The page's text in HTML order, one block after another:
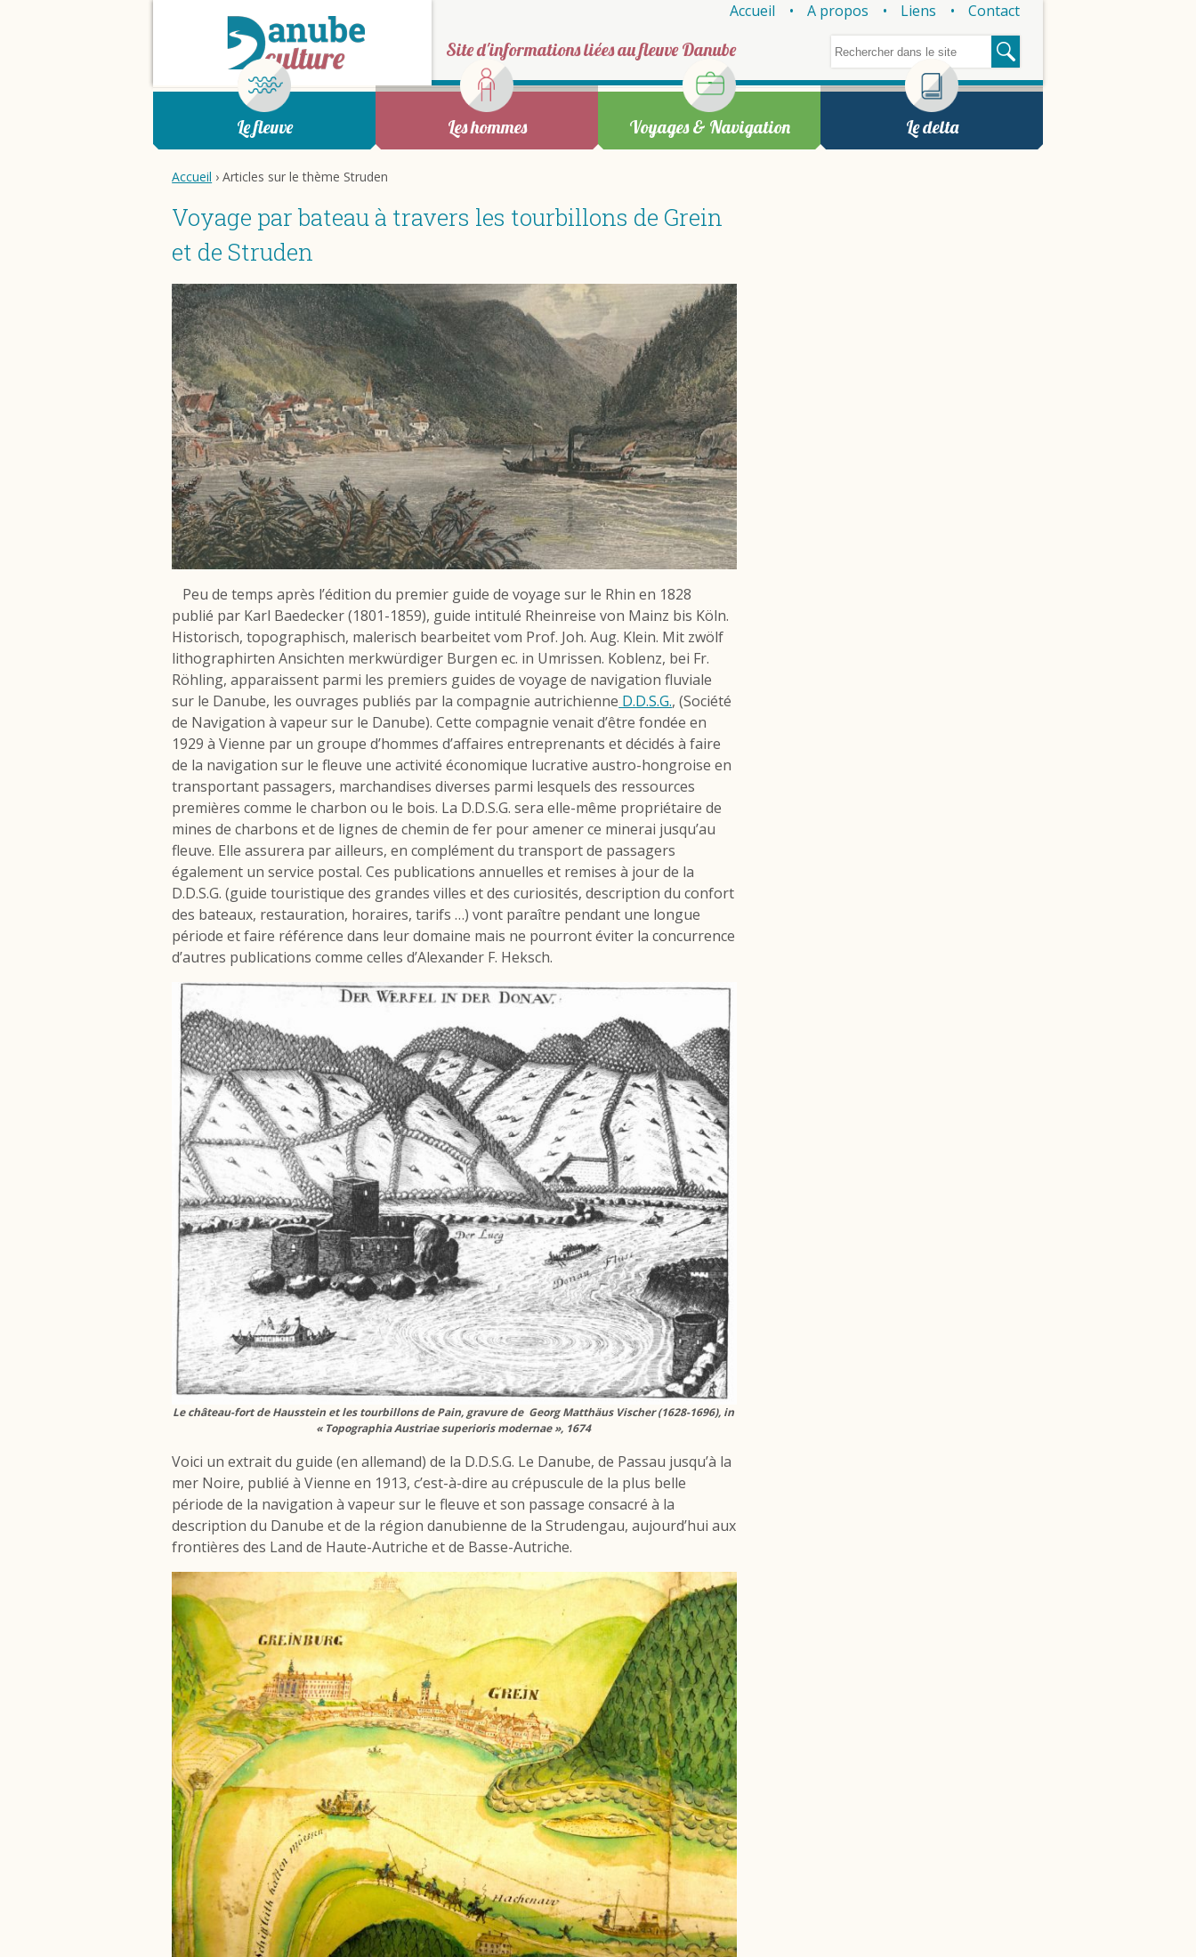
Accueil A propos Liens Contact
Site d'informations liées au fleuve Danube
Le fleuve Les hommes Voyages & Navigation Le delta
Accueil › Articles sur le thème Struden
Voyage par bateau à travers les tourbillons de Grein
et de Struden
Peu de temps après l’édition du premier guide de voyage sur le Rhin en 1828
publié par Karl Baedecker (1801-1859), guide intitulé Rheinreise von Mainz bis Köln.
Historisch, topographisch, malerisch bearbeitet vom Prof. Joh. Aug. Klein. Mit zwölf
lithographirten Ansichten merkwürdiger Burgen ec. in Umrissen. Koblenz, bei Fr.
Röhling, apparaissent parmi les premiers guides de voyage de navigation fluviale
sur le Danube, les ouvrages publiés par la compagnie autrichienne D.D.S.G., (Société
de Navigation à vapeur sur le Danube). Cette compagnie venait d’être fondée en
1929 à Vienne par un groupe d’hommes d’affaires entreprenants et décidés à faire
de la navigation sur le fleuve une activité économique lucrative austro-hongroise en
transportant passagers, marchandises diverses parmi lesquels des ressources
premières comme le charbon ou le bois. La D.D.S.G. sera elle-même propriétaire de
mines de charbons et de lignes de chemin de fer pour amener ce minerai jusqu’au
fleuve. Elle assurera par ailleurs, en complément du transport de passagers
également un service postal. Ces publications annuelles et remises à jour de la
D.D.S.G. (guide touristique des grandes villes et des curiosités, description du confort
des bateaux, restauration, horaires, tarifs …) vont paraître pendant une longue
période et faire référence dans leur domaine mais ne pourront éviter la concurrence
d’autres publications comme celles d’Alexander F. Heksch.
Le château-fort de Hausstein et les tourbillons de Pain, gravure de Georg Matthäus Vischer (1628-1696), in
« Topographia Austriae superioris modernae », 1674
Voici un extrait du guide (en allemand) de la D.D.S.G. Le Danube, de Passau jusqu’à la
mer Noire, publié à Vienne en 1913, c’est-à-dire au crépuscule de la plus belle
période de la navigation à vapeur sur le fleuve et son passage consacré à la
description du Danube et de la région danubienne de la Strudengau, aujourd’hui aux
frontières des Land de Haute-Autriche et de Basse-Autriche.